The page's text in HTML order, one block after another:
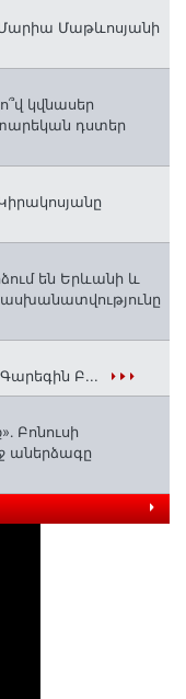
Մարիա Մաթևոսյանի
կվնասեր
դստեր
են Երևանի և
Բ...
Բոնուսի
աներձագը